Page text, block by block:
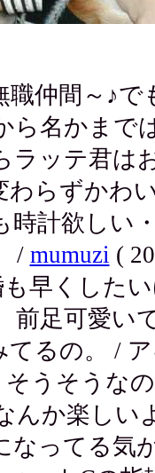
仲間～♪で
ら名かまで
ラッテ君は
わらずかわ
欲しい・
/ mumuzi (
早くしたい
前足可愛い
るの。 / ア
うそうな
んか楽しい
なってる気